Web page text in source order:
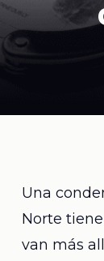
Una
Norte
van más